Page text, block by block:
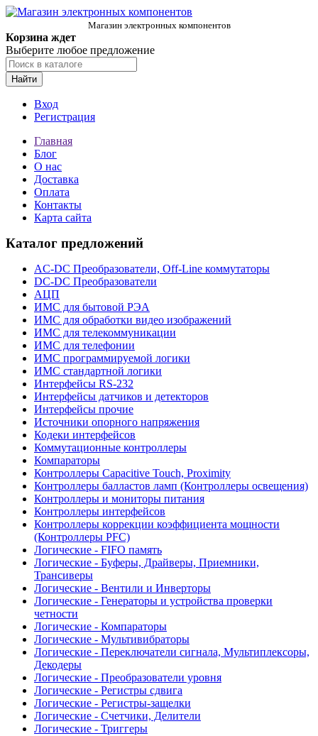
Магазин электронных компонентов
Корзина ждет
Выберите любое предложение
Найти
Вход
Регистрация
Главная
Блог
О нас
Доставка
Оплата
Контакты
Карта сайта
Каталог предложений
AC-DC Преобразователи, Off-Line коммутаторы
DC-DC Преобразователи
АЦП
ИМС для бытовой РЭА
ИМС для обработки видео изображений
ИМС для телекоммуникации
ИМС для телефонии
ИМС программируемой логики
ИМС стандартной логики
Интерфейсы RS-232
Интерфейсы датчиков и детекторов
Интерфейсы прочие
Источники опорного напряжения
Кодеки интерфейсов
Коммутационные контроллеры
Компараторы
Контроллеры Capacitive Touch, Proximity
Контроллеры балластов ламп (Контроллеры освещения)
Контроллеры и мониторы питания
Контроллеры интерфейсов
Контроллеры коррекции коэффициента мощности
(Контроллеры PFC)
Логические - FIFO память
Логические - Буферы, Драйверы, Приемники,
Трансиверы
Логические - Вентили и Инверторы
Логические - Генераторы и устройства проверки
четности
Логические - Компараторы
Логические - Мультивибраторы
Логические - Переключатели сигнала, Мультиплексоры,
Декодеры
Логические - Преобразователи уровня
Логические - Регистры сдвига
Логические - Регистры-защелки
Логические - Счетчики, Делители
Логические - Триггеры